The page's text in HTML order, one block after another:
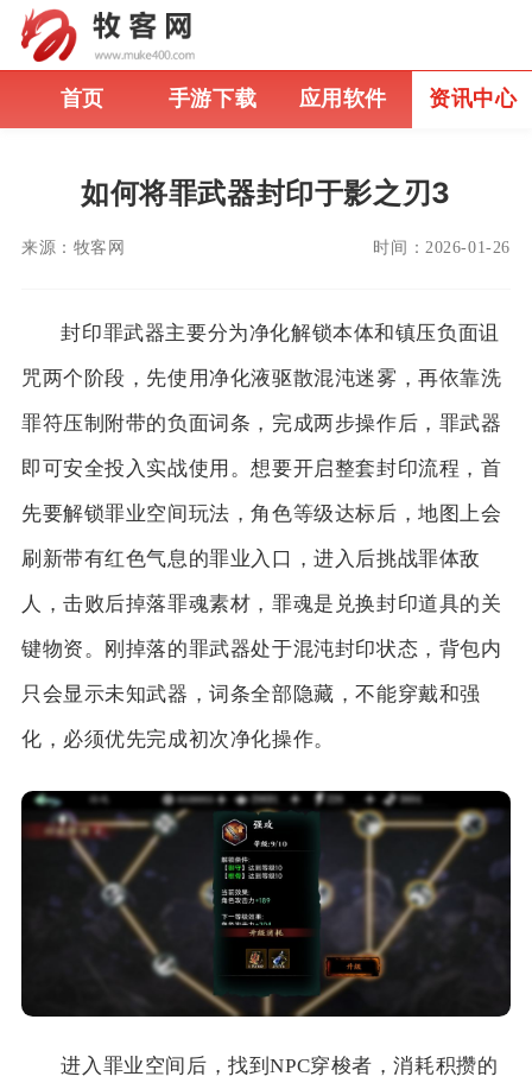
首页 手游下载 应用软件 资讯中心
如何将罪武器封印于影之刃3
来源： 牧客网 时间： 2026-01-26
封印罪武器主要分为净化解锁本体和镇压负面诅
咒两个阶段，先使用净化液驱散混沌迷雾，再依靠洗
罪符压制附带的负面词条，完成两步操作后，罪武器
即可安全投入实战使用。想要开启整套封印流程，首
先要解锁罪业空间玩法，角色等级达标后，地图上会
刷新带有红色气息的罪业入口，进入后挑战罪体敌
人，击败后掉落罪魂素材，罪魂是兑换封印道具的关
键物资。刚掉落的罪武器处于混沌封印状态，背包内
只会显示未知武器，词条全部隐藏，不能穿戴和强
化，必须优先完成初次净化操作。
进入罪业空间后，找到NPC穿梭者，消耗积攒的